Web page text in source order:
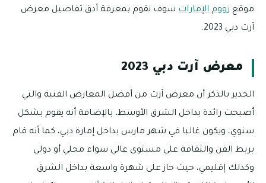
موقع زووم الإمارات سوف نقوم بمعرفة أدق تفاصيل معرض
آرت دبي 2023.
معرض آرت دبي 2023
الجدير بالذكر أن معرض آرت من أفضل المعارض الفنية والتي
أصبحت رائدة بداخل الشرق الأوسط، بالإضافة أنه يقوم بشكل
سنوي، ويكون غالبا في شهر مارس بداخل إمارة دبي، كما أنه قام
بربط الفن والثقافة على مستوى عالي سواء محلي أو دولي
وكذلك إقليمي، حيث حاز على شهرة واسعة بداخل الشرق